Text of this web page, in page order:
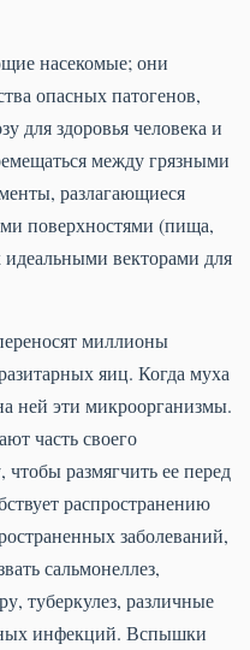
насекомые; они
опасных патогенов,
для здоровья человека и
между грязными
разлагающиеся
поверхностями (пища,
идеальными векторами для
миллионы
яиц. Когда муха
ней эти микроорганизмы.
часть своего
размягчить ее перед
распространению
заболеваний,
сальмонеллез,
туберкулез, различные
инфекций. Вспышки